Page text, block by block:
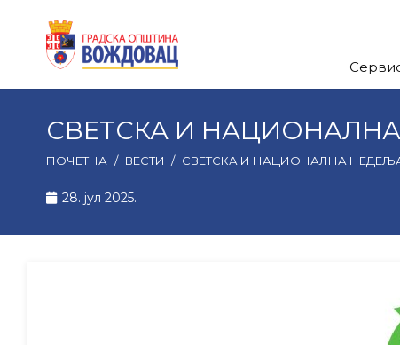
СВЕТСКА И
ПОЧЕТНА / ВЕСТИ / СВЕТСКА И НАЦИОНАЛНА
28. јул 2025.